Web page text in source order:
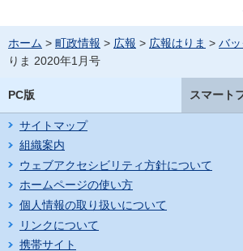
ホーム > 町政情報 > 広報 > 広報はりま > バ
りま 2020年1月号
PC版 スマート
サイトマップ
組織案内
ウェブアクセシビリティ方針について
ホームページの使い方
個人情報の取り扱いについて
リンクについて
携帯サイト